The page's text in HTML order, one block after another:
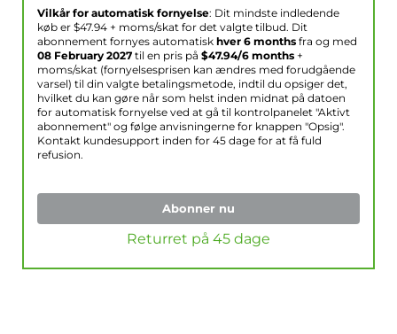
Vilkår for automatisk fornyelse: Dit mindste indledende
køb er $47.94 + moms/skat for det valgte tilbud. Dit
abonnement fornyes automatisk hver 6 months fra og med
08 February 2027 til en pris på $47.94/6 months +
moms/skat (fornyelsesprisen kan ændres med forudgående
varsel) til din valgte betalingsmetode, indtil du opsiger det,
hvilket du kan gøre når som helst inden midnat på datoen
for automatisk fornyelse ved at gå til kontrolpanelet "Aktivt
abonnement" og følge anvisningerne for knappen "Opsig".
Kontakt kundesupport inden for 45 dage for at få fuld
refusion.
Abonner nu
Returret på 45 dage